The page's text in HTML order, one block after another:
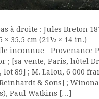
à droite : Jules Breton
35,5 cm (21½ × 14 in.)
inconnue Provenance
; [sa vente, Paris, hôtel
lot 89] ; M. Lalou, 6 000
& Sons] ; Winona
Paul Watkins […]